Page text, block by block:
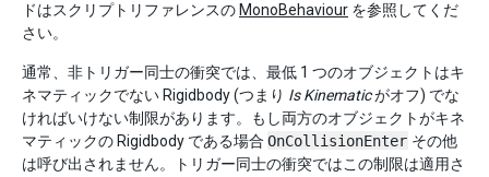
ドはスクリプトリファレンスの MonoBehaviour を参照してくだ
さい。
通常、非トリガー同士の衝突では、最低 1 つのオブジェクトはキ
ネマティックでない Rigidbody (つまり Is Kinematicがオフ) でな
ければいけない制限があります。もし両方のオブジェクトがキネ
マティックの Rigidbody である場合 OnCollisionEnter その他
は呼び出されません。トリガー同士の衝突ではこの制限は適用さ